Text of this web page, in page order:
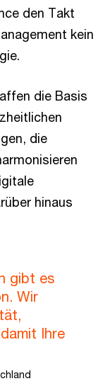
den Takt
kein
die Basis
die
hinaus
gibt es
Wir
Ihre